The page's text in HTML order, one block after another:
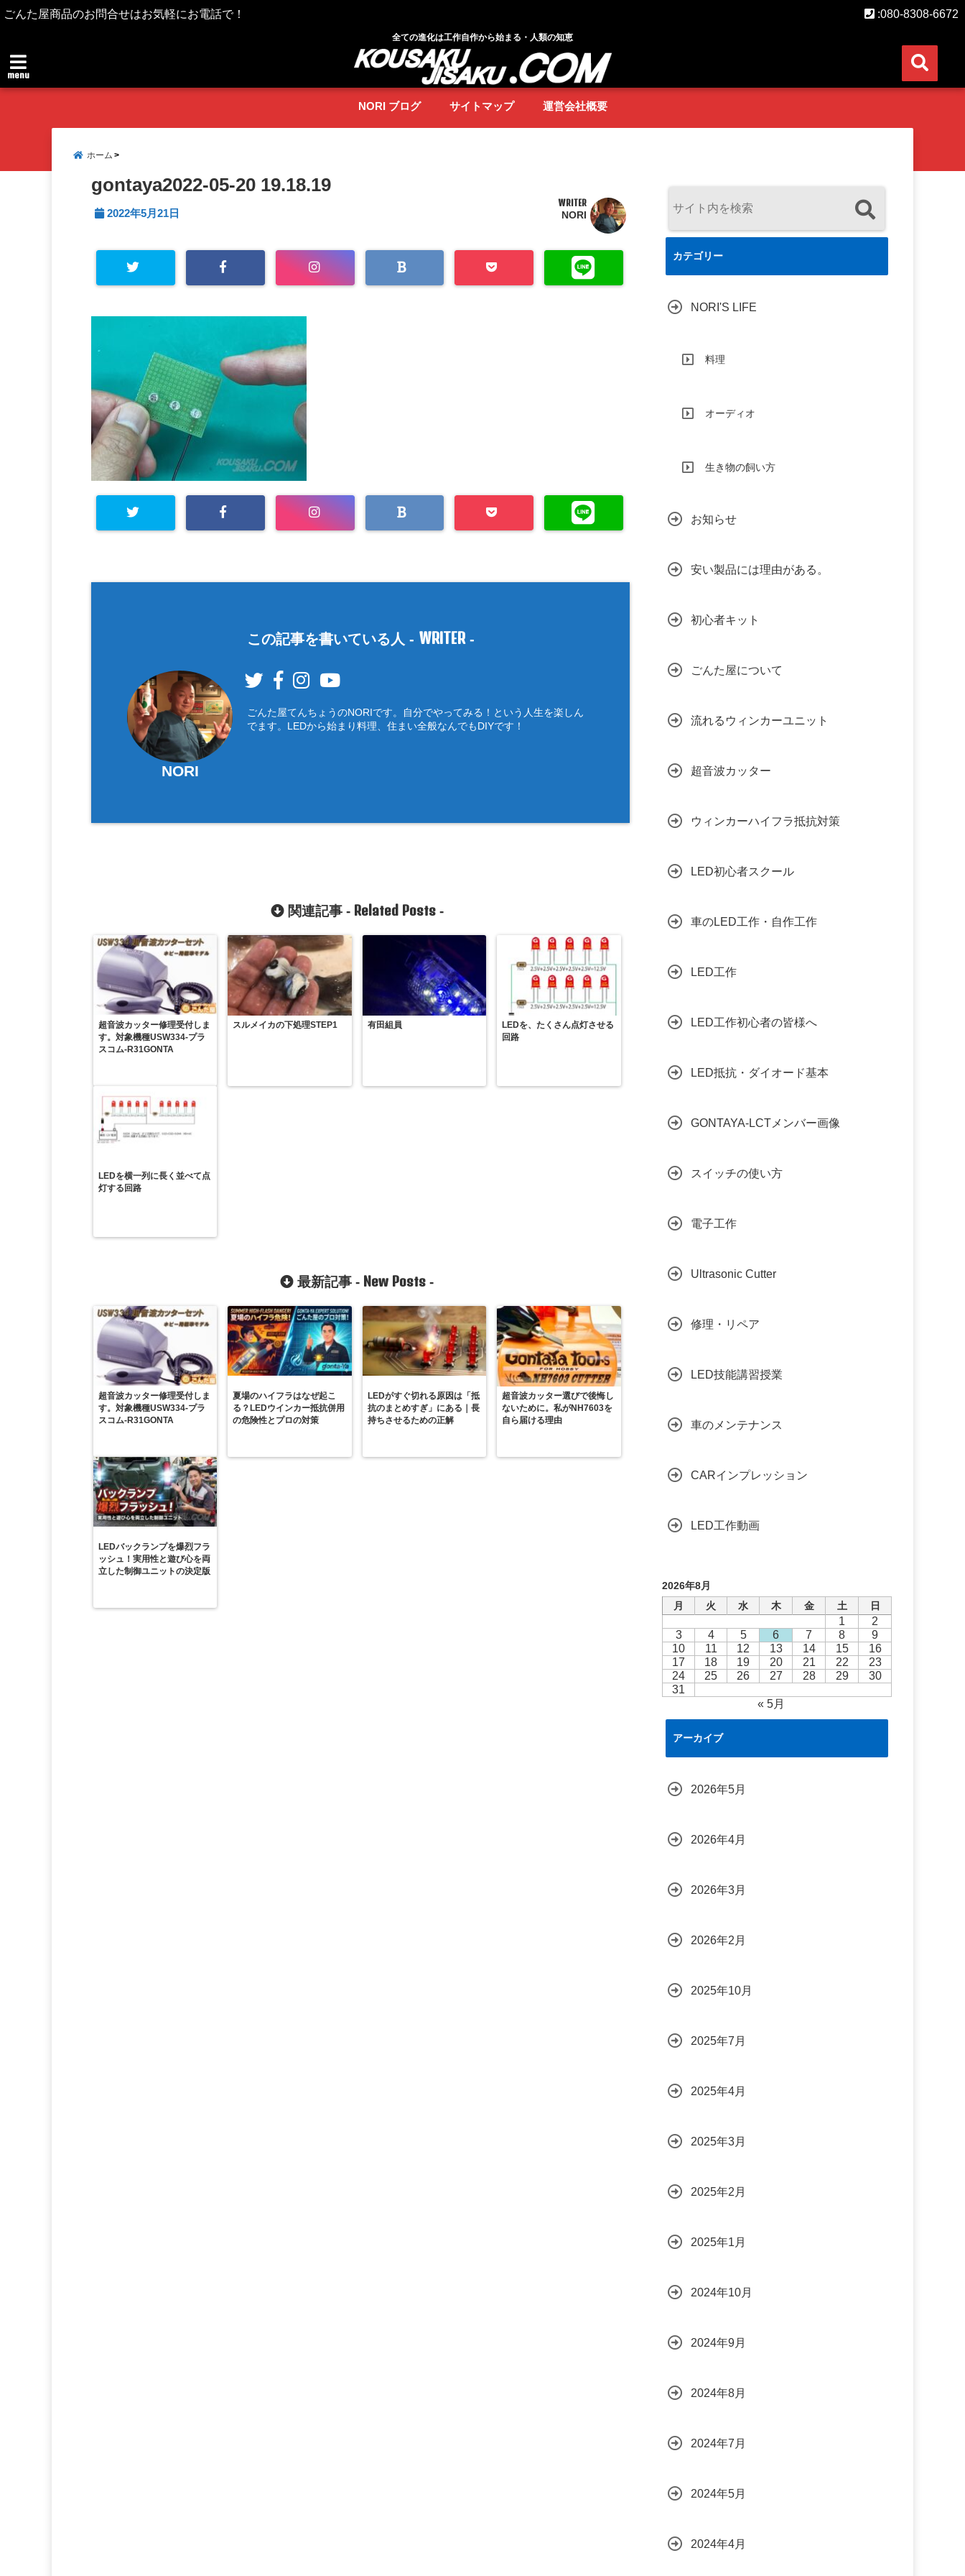
ごんた屋商品のお問合せはお気軽にお電話で！ :080-8308-6672
全ての進化は工作自作から始まる・人類の知恵
menu
NORI ブログ サイトマップ 運営会社概要
ホーム
gontaya2022-05-20 19.18.19
2022年5月21日
WRITER
NORI
この記事を書いている人 - WRITER-
NORI
ごんた屋てんちょうのNORIです。自分でやってみる！という人生を楽しん
でます。LEDから始まり料理、住まい全般なんでもDIYです！
関連記事 - Related Posts-
超音波カッター修理受付しま
す。対象機種USW334-プラ
スコム-R31GONTA
スルメイカの下処理STEP1 有田組員
LEDを、たくさん点灯させる
回路
LEDを横一列に長く並べて点
灯する回路
最新記事 - New Posts -
超音波カッター修理受付しま
す。対象機種USW334-プラ
スコム-R31GONTA
夏場のハイフラはなぜ起こ
る？LEDウインカー抵抗併用
の危険性とプロの対策
LEDがすぐ切れる原因は「抵
抗のまとめすぎ」にある｜長
持ちさせるための正解
超音波カッター選びで後悔し
ないために。私がNH7603を
自ら届ける理由
LEDバックランプを爆烈フラ
ッシュ！実用性と遊び心を両
立した制御ユニットの決定版
カテゴリー
NORI'S LIFE
料理
オーディオ
生き物の飼い方
お知らせ
安い製品には理由がある。
初心者キット
ごんた屋について
流れるウィンカーユニット
超音波カッター
ウィンカーハイフラ抵抗対策
LED初心者スクール
車のLED工作・自作工作
LED工作
LED工作初心者の皆様へ
LED抵抗・ダイオード基本
GONTAYA-LCTメンバー画像
スイッチの使い方
電子工作
Ultrasonic Cutter
修理・リペア
LED技能講習授業
車のメンテナンス
CARインプレッション
LED工作動画
2026年8月
月
火 水 木 金 土 日
1
2
3
4 5 6 7 8
9
10
11 12 13 14 15
16
17
18 19 20 21 22
23
24
25 26 27 28 29
30
31
« 5月
アーカイブ
2026年5月
2026年4月
2026年3月
2026年2月
2025年10月
2025年7月
2025年4月
2025年3月
2025年2月
2025年1月
2024年10月
2024年9月
2024年8月
2024年7月
2024年5月
2024年4月